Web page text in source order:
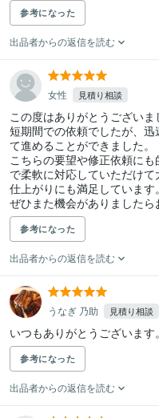
参考になった
出品者からの返信を読む
女性 見積り相談
この度はありがとうございま
短期間での依頼でしたが、
て進めることができました。
こちらの要望や修正依頼に
で柔軟に対応していただけて
仕上がりにも満足しています。
ぜひまた機会がありましたら
参考になった
出品者からの返信を読む
うなぎ 乃助 見積り相談
いつもありがとうございます。
参考になった
出品者からの返信を読む